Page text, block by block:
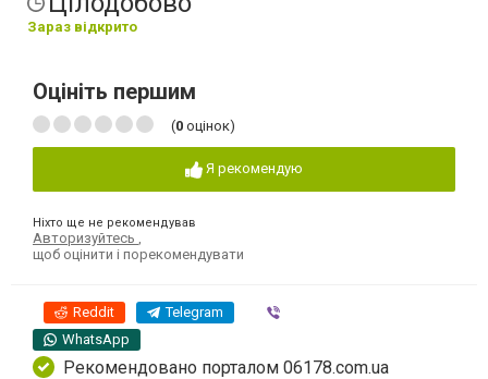
Зараз відкрито
Оцініть першим
(0 оцінок)
Я рекомендую
Ніхто ще не рекомендував
Авторизуйтесь ,
щоб оцінити і порекомендувати
Reddit Telegram
WhatsApp
Рекомендовано порталом 06178.com.ua